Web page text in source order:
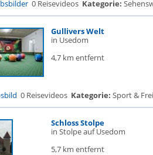
0 Reisevideos Kategorie:
Gullivers Welt
in Usedom
4,7 km entfernt
0 Reisevideos Kategorie: Sport &
Schloss Stolpe
in Stolpe auf Usedom
5,7 km entfernt